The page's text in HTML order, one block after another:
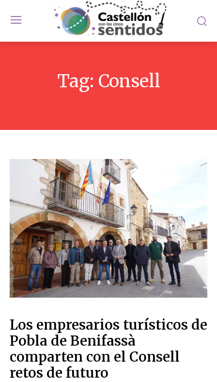
Tag: Consell
Los empresarios turísticos de
Pobla de Benifassà
comparten con el Consell
retos de futuro